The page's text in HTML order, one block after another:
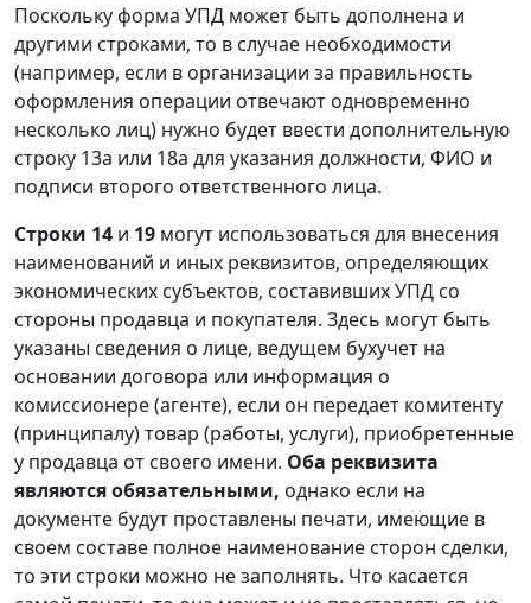
Поскольку форма УПД может быть дополнена и
другими строками, то в случае необходимости
(например, если в организации за правильность
оформления операции отвечают одновременно
несколько лиц) нужно будет ввести дополнительную
строку 13а или 18а для указания должности, ФИО и
подписи второго ответственного лица.
Строки 14 и 19 могут использоваться для внесения
наименований и иных реквизитов, определяющих
экономических субъектов, составивших УПД со
стороны продавца и покупателя. Здесь могут быть
указаны сведения о лице, ведущем бухучет на
основании договора или информация о
комиссионере (агенте), если он передает комитенту
(принципалу) товар (работы, услуги), приобретенные
у продавца от своего имени. Оба реквизита
являются обязательными, однако если на
документе будут проставлены печати, имеющие в
своем составе полное наименование сторон сделки,
то эти строки можно не заполнять. Что касается